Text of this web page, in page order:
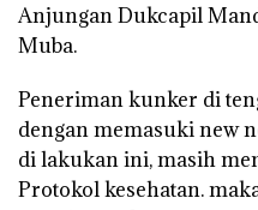
Anjungan Dukcapil
Muba.
Peneriman kunker di
dengan memasuki new
di lakukan ini, masih
Protokol kesehatan.